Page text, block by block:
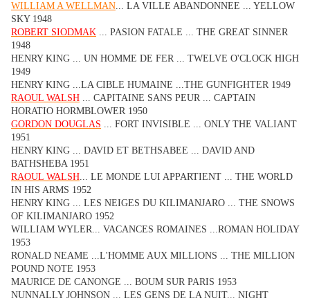
WILLIAM A WELLMAN... LA VILLE ABANDONNEE ... YELLOW
SKY 1948
ROBERT SIODMAK ... PASION FATALE ... THE GREAT SINNER
1948
HENRY KING ... UN HOMME DE FER ... TWELVE O'CLOCK HIGH
1949
HENRY KING ...LA CIBLE HUMAINE ...THE GUNFIGHTER 1949
RAOUL WALSH ... CAPITAINE SANS PEUR ... CAPTAIN
HORATIO HORMBLOWER 1950
GORDON DOUGLAS ... FORT INVISIBLE ... ONLY THE VALIANT
1951
HENRY KING ... DAVID ET BETHSABEE ... DAVID AND
BATHSHEBA 1951
RAOUL WALSH... LE MONDE LUI APPARTIENT ... THE WORLD
IN HIS ARMS 1952
HENRY KING ... LES NEIGES DU KILIMANJARO ... THE SNOWS
OF KILIMANJARO 1952
WILLIAM WYLER... VACANCES ROMAINES ...ROMAN HOLIDAY
1953
RONALD NEAME ...L'HOMME AUX MILLIONS ... THE MILLION
POUND NOTE 1953
MAURICE DE CANONGE ... BOUM SUR PARIS 1953
NUNNALLY JOHNSON ... LES GENS DE LA NUIT... NIGHT